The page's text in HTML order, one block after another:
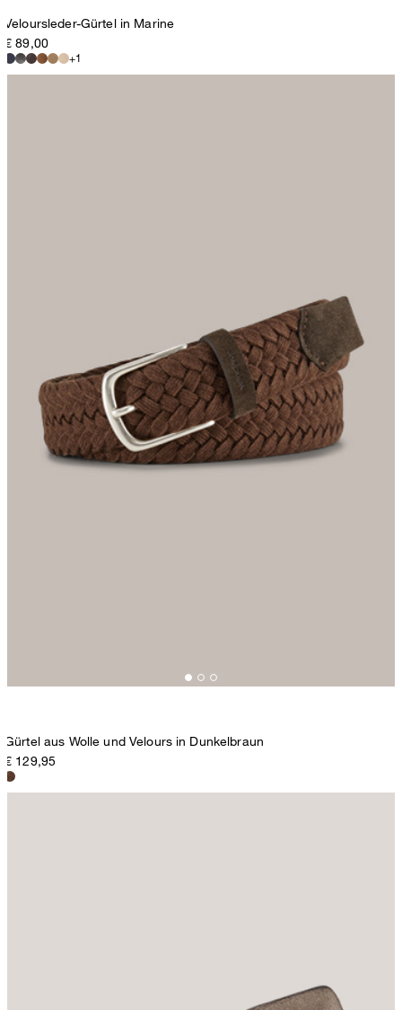
Veloursleder-Gürtel in Marine
€ 89,00
+1
Gürtel aus Wolle und Velours in Dunkelbraun
€ 129,95